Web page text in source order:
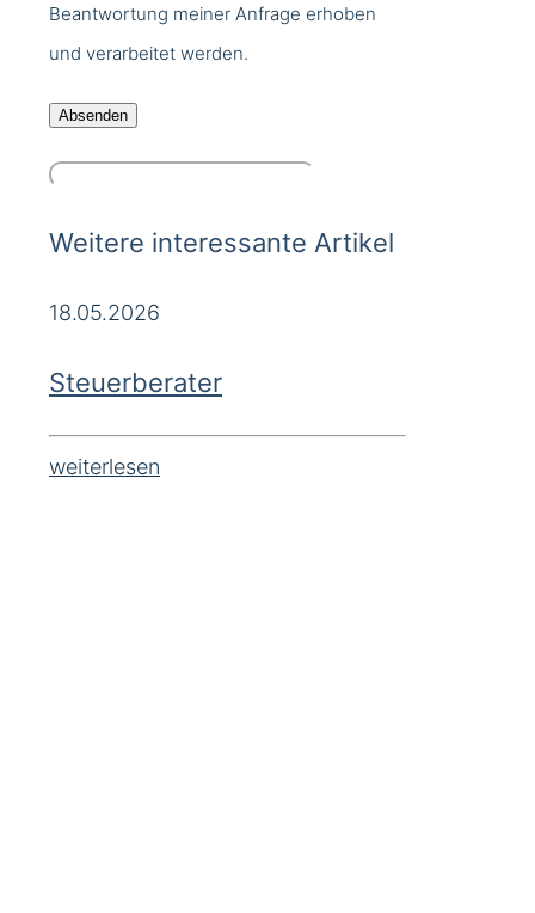
Beantwortung meiner Anfrage erhoben
und verarbeitet werden.
Weitere interessante Artikel
18.05.2026
Steuerberater
weiterlesen